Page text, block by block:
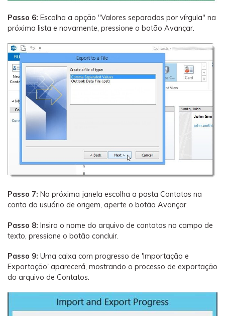
Passo 6: Escolha a opção "Valores separados por vírgula" na
próxima lista e novamente, pressione o botão Avançar.
Passo 7: Na próxima janela escolha a pasta Contatos na
conta do usuário de origem, aperte o botão Avançar.
Passo 8: Insira o nome do arquivo de contatos no campo de
texto, pressione o botão concluir.
Passo 9: Uma caixa com progresso de 'Importação e
Exportação' aparecerá, mostrando o processo de exportação
do arquivo de Contatos.